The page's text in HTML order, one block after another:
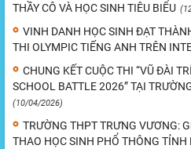
THẦY CÔ VÀ HỌC SINH TIÊU BIỂU
VINH DANH HỌC SINH ĐẠT
THI OLYMPIC TIẾNG ANH TRÊN
CHUNG KẾT CUỘC THI “VŨ ĐÀI
SCHOOL BATTLE 2026” TẠI
(10/04/2026)
TRƯỜNG THPT TRƯNG VƯƠNG:
THAO HỌC SINH PHỔ THÔNG